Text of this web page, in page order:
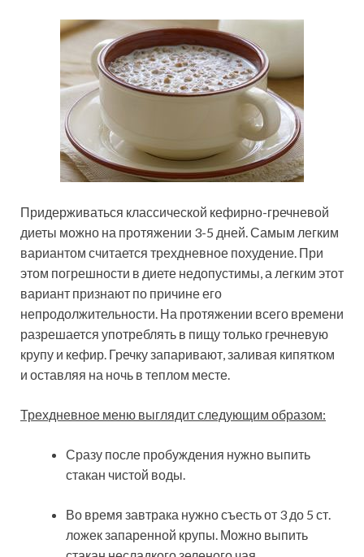
Придерживаться классической кефирно-гречневой
диеты можно на протяжении 3-5 дней. Самым легким
вариантом считается трехдневное похудение. При
этом погрешности в диете недопустимы, а легким этот
вариант признают по причине его
непродолжительности. На протяжении всего времени
разрешается употреблять в пищу только гречневую
крупу и кефир. Гречку запаривают, заливая кипятком
и оставляя на ночь в теплом месте.
Трехдневное меню выглядит следующим образом:
Сразу после пробуждения нужно выпить
стакан чистой воды.
Во время завтрака нужно съесть от 3 до 5 ст.
ложек запаренной крупы. Можно выпить